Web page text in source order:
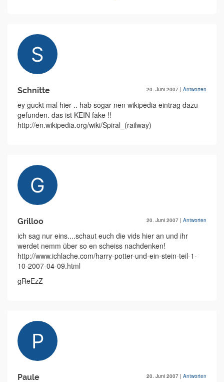
Schnitte 20. Juni 2007 | Antworten
ey guckt mal hier .. hab sogar nen wikipedia eintrag dazu
gefunden. das ist KEIN fake !!
http://en.wikipedia.org/wiki/Spiral_(railway)
Grilloo 20. Juni 2007 | Antworten
ich sag nur eins....schaut euch die vids hier an und ihr
werdet nemm über so en scheiss nachdenken!
http://www.ichlache.com/harry-potter-und-ein-stein-teil-1-
10-2007-04-09.html
gReEzZ
Paule 20. Juni 2007 | Antworten